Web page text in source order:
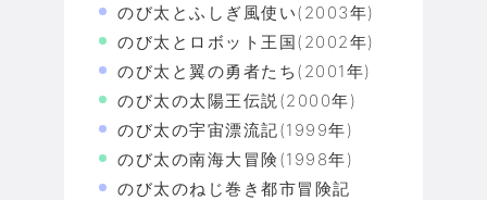
のび太とふしぎ風使い(2003年)
のび太とロボット王国(2002年)
のび太と翼の勇者たち(2001年)
のび太の太陽王伝説(2000年)
のび太の宇宙漂流記(1999年)
のび太の南海大冒険(1998年)
のび太のねじ巻き都市冒険記